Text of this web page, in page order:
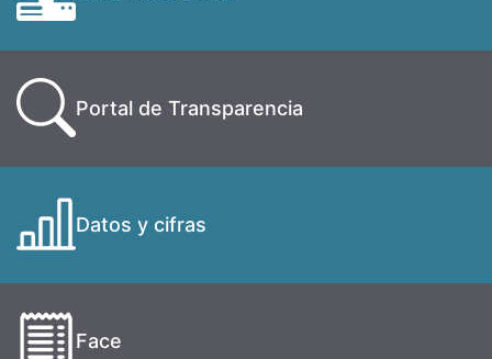
Portal de Transparencia
Datos y cifras
Face